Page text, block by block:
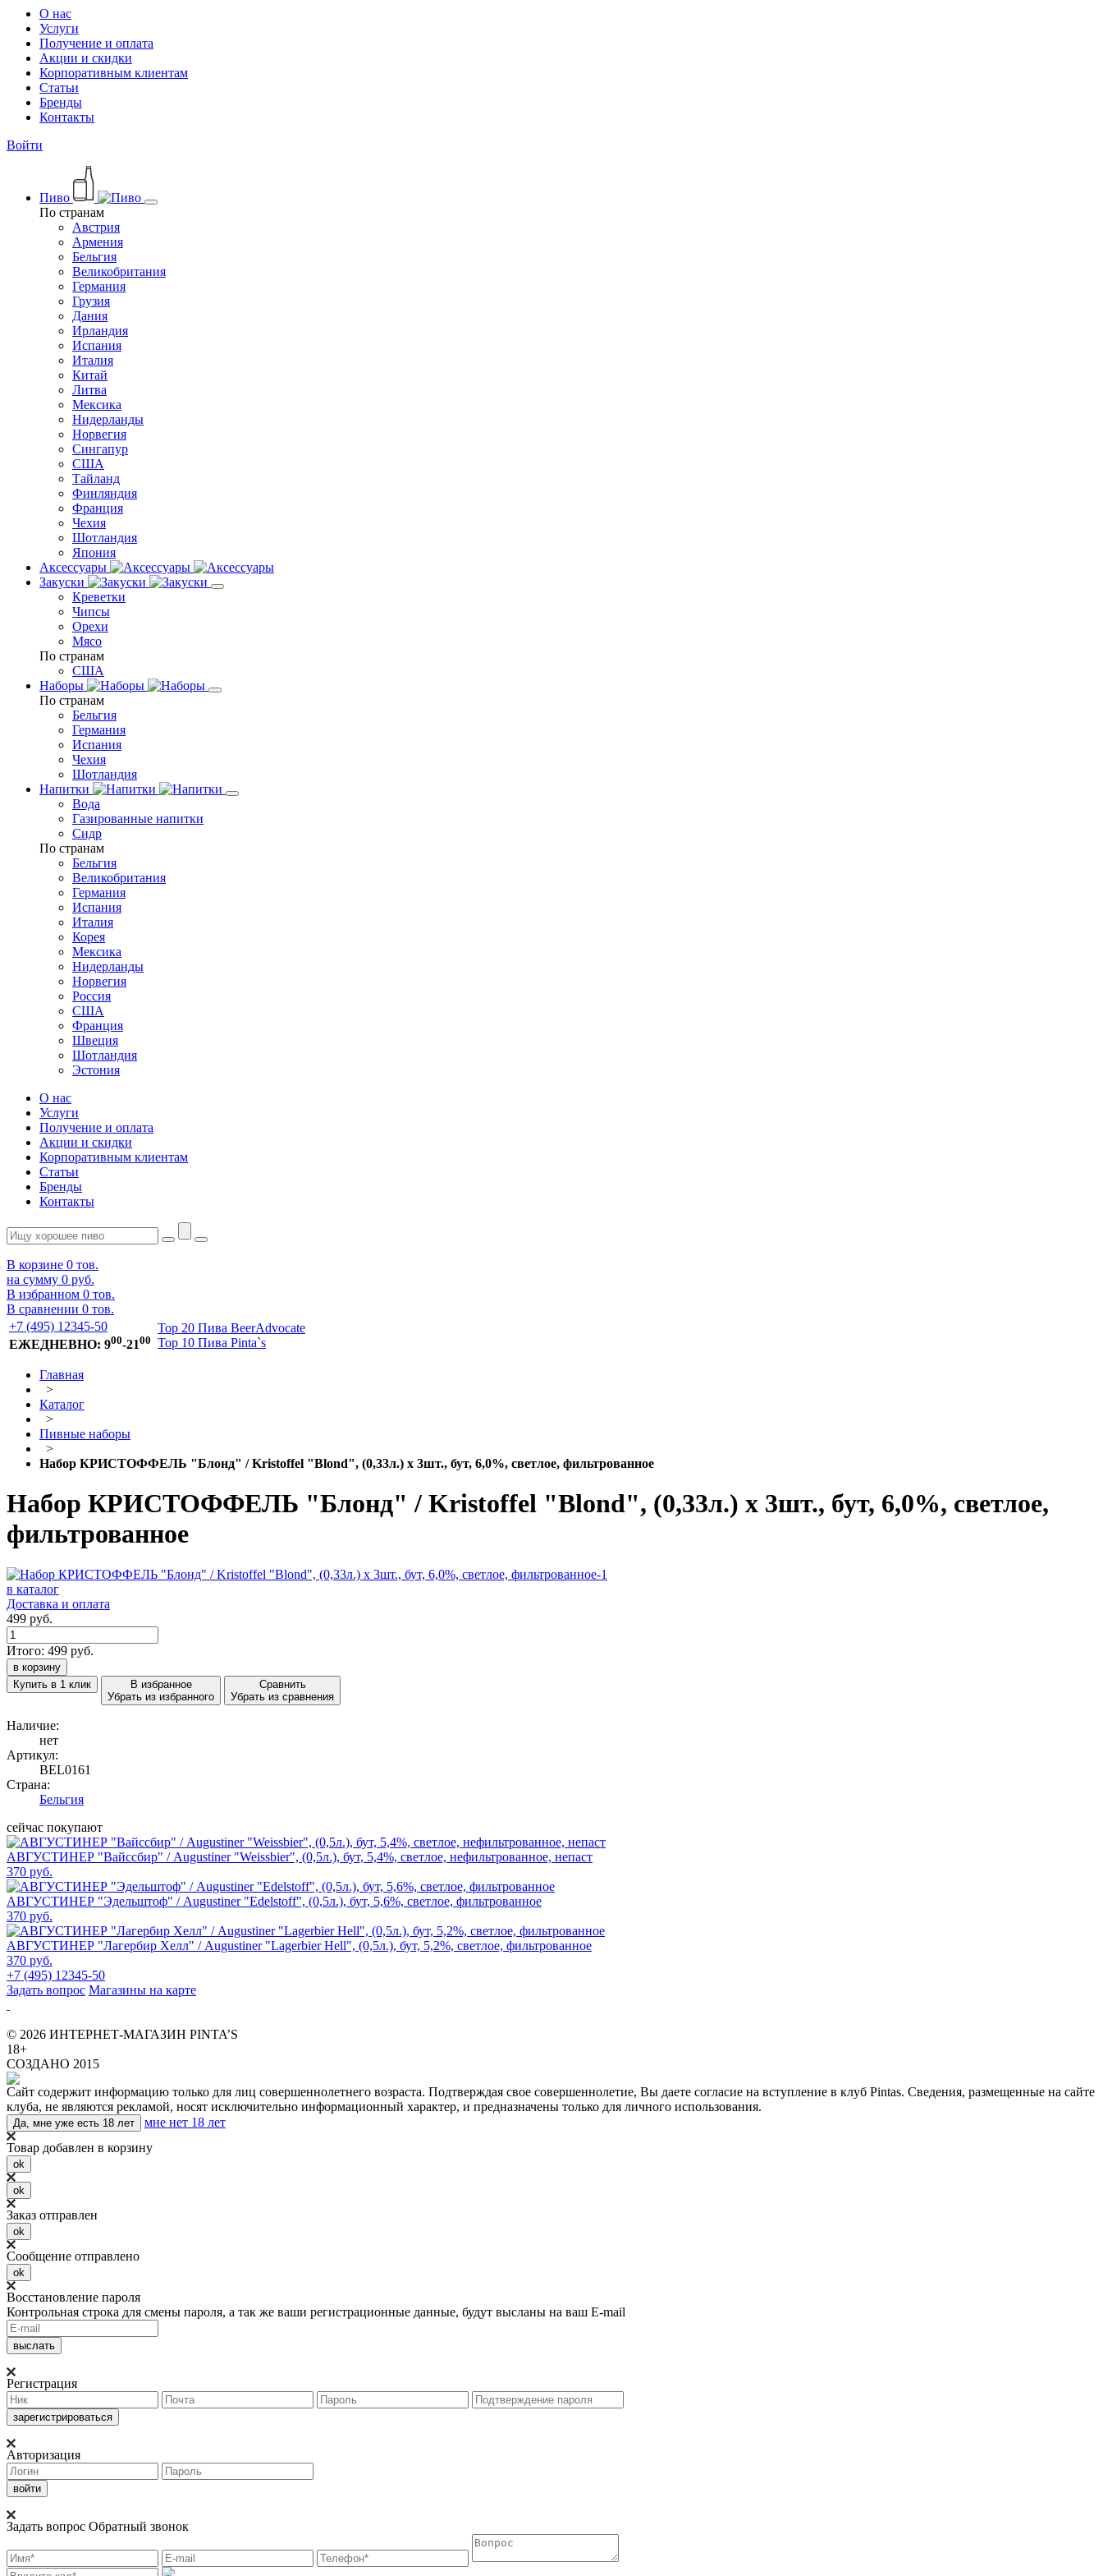
О нас
Услуги
Получение и оплата
Акции и скидки
Корпоративным клиентам
Статьи
Бренды
Контакты
Войти
Пиво
По странам
Австрия
Армения
Бельгия
Великобритания
Германия
Грузия
Дания
Ирландия
Испания
Италия
Китай
Литва
Мексика
Нидерланды
Норвегия
Сингапур
США
Тайланд
Финляндия
Франция
Чехия
Шотландия
Япония
Аксессуары
Закуски
Креветки
Чипсы
Орехи
Мясо
По странам
США
Наборы
По странам
Бельгия
Германия
Испания
Чехия
Шотландия
Напитки
Вода
Газированные напитки
Сидр
По странам
Бельгия
Великобритания
Германия
Испания
Италия
Корея
Мексика
Нидерланды
Норвегия
Россия
США
Франция
Швеция
Шотландия
Эстония
О нас
Услуги
Получение и оплата
Акции и скидки
Корпоративным клиентам
Статьи
Бренды
Контакты
В корзине 0 тов.
на сумму 0 руб.
В избранном 0 тов.
В сравнении 0 тов.
+7 (495) 12345-50
ЕЖЕДНЕВНО: 900-2100
Top 20 Пива BeerAdvocate
Top 10 Пива Pinta`s
Главная
>
Каталог
>
Пивные наборы
>
Набор КРИСТОФФЕЛЬ "Блонд" / Kristoffel "Blond", (0,33л.) х 3шт., бут, 6,0%, светлое, фильтрованное
Набор КРИСТОФФЕЛЬ "Блонд" / Kristoffel "Blond", (0,33л.) х 3шт., бут, 6,0%, светлое,
фильтрованное
в каталог
Доставка и оплата
499 руб.
Итого: 499 руб.
в корзину
Купить в 1 клик
В избранное
Убрать из избранного
Сравнить
Убрать из сравнения
Наличие:
нет
Артикул:
BEL0161
Страна:
Бельгия
сейчас покупают
АВГУСТИНЕР "Вайссбир" / Augustiner "Weissbier", (0,5л.), бут, 5,4%, светлое, нефильтрованное, непаст
370 руб.
АВГУСТИНЕР "Эдельштоф" / Augustiner "Edelstoff", (0,5л.), бут, 5,6%, светлое, фильтрованное
370 руб.
АВГУСТИНЕР "Лагербир Хелл" / Augustiner "Lagerbier Hell", (0,5л.), бут, 5,2%, светлое, фильтрованное
370 руб.
+7 (495) 12345-50
Задать вопрос Магазины на карте
© 2026 ИНТЕРНЕТ-МАГАЗИН PINTA’S
18+
СОЗДАНО 2015
Сайт содержит информацию только для лиц совершеннолетнего возраста. Подтверждая свое совершеннолетие, Вы даете согласие на вступление в клуб Pintas. Сведения, размещенные на сайте
клуба, не являются рекламой, носят исключительно информационный характер, и предназначены только для личного использования.
Да, мне уже есть 18 лет
мне нет 18 лет
Товар добавлен в корзину
ok
ok
Заказ отправлен
ok
Сообщение отправлено
ok
Восстановление пароля
Контрольная строка для смены пароля, а так же ваши регистрационные данные, будут высланы на ваш E-mail
Регистрация
Авторизация
Задать вопрос Обратный звонок